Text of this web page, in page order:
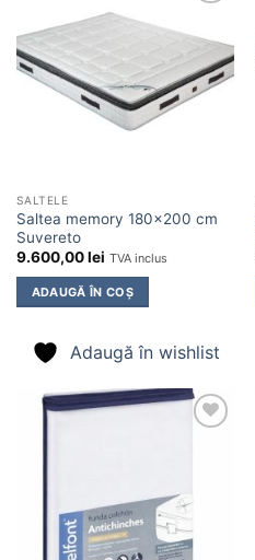
în
SALTELE
Saltea memory 180×200 cm
Suvereto
9.600,00lei TVA inclus
ADAUGĂ ÎN COȘ
Adaugă în wishlist